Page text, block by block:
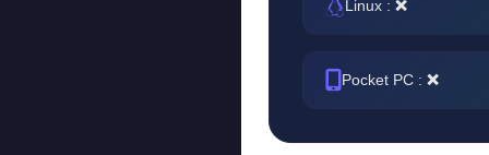
Linux : ❌
Pocket PC : ❌